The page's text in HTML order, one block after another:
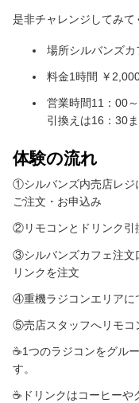
是非チャレンジしてみて
場所シルバンズカ
料金1時間 ￥
営業時間11：00
引換えは16：30
体験の流れ
①シルバンズ内売店レジ
ご注文・お申込み
②リモコンとドリンク引
③シルバンズカフェ注文
リンクを注文
④重機ラジコンエリアに
⑤売店スタッフへリモコ
☕1つのラジコンをグル
す。
☕ドリンクはコーヒーや